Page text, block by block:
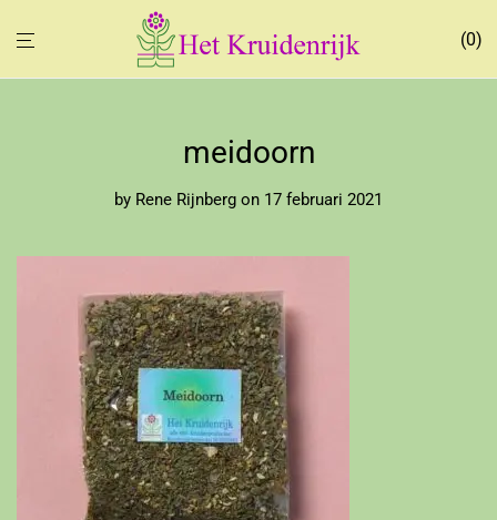
0
meidoorn
by Rene Rijnberg on 17 februari 2021